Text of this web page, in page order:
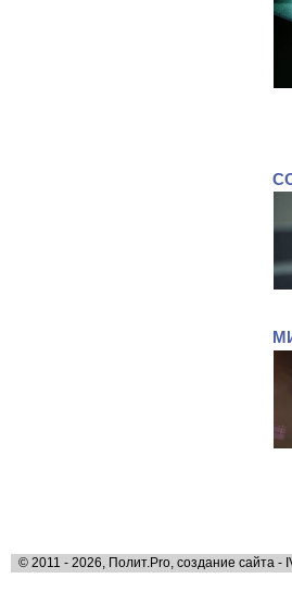
© 2011 - 2026, Полит.Pro, создание сайта -